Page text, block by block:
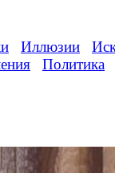
Иллюзии
Политика